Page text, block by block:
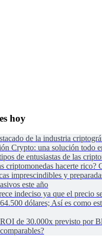
hoy
de la industria
Crypto: una solución todo
de entusiastas de las
criptomonedas hacerte rico?
imprescindibles y
este año
indeciso ya que el precio
dólares; Así es como
de 30.000x previsto por